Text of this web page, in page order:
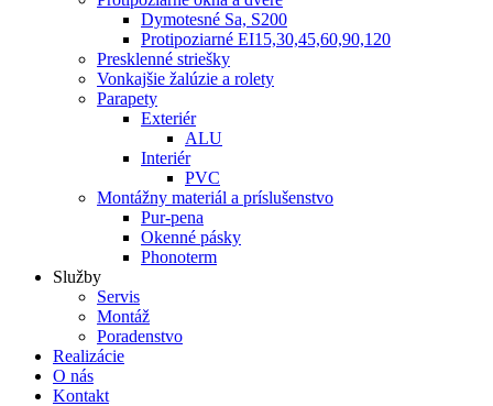
Dymotesné Sa, S200
Protipoziarné EI15,30,45,60,90,120
Presklenné striešky
Vonkajšie žalúzie a rolety
Parapety
Exteriér
ALU
Interiér
PVC
Montážny materiál a príslušenstvo
Pur-pena
Okenné pásky
Phonoterm
Služby
Servis
Montáž
Poradenstvo
Realizácie
O nás
Kontakt